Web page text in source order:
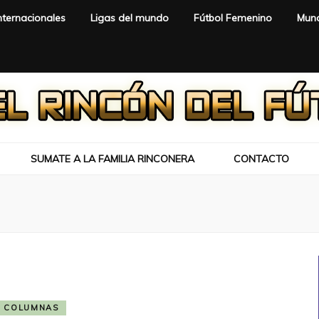
Ligas del mundo Fútbol Femenino
SUMATE A LA FAMILIA RINCONERA CONTACTO
COLUMNAS